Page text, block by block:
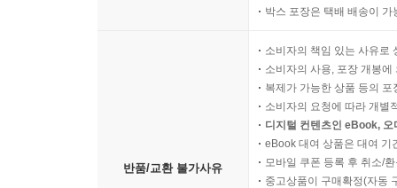
박스 포장은 택배 배송이
반품/교환 불가사유
소비자의 책임 있는 사유로
소비자의 사용, 포장 개봉
복제가 가능한 상품 등의
소비자의 요청에 따라 개별
디지털 컨텐츠인 eBook,
eBook 대여 상품은 대여 기
모바일 쿠폰 등록 후 취소/
중고상품이 구매확정(자동